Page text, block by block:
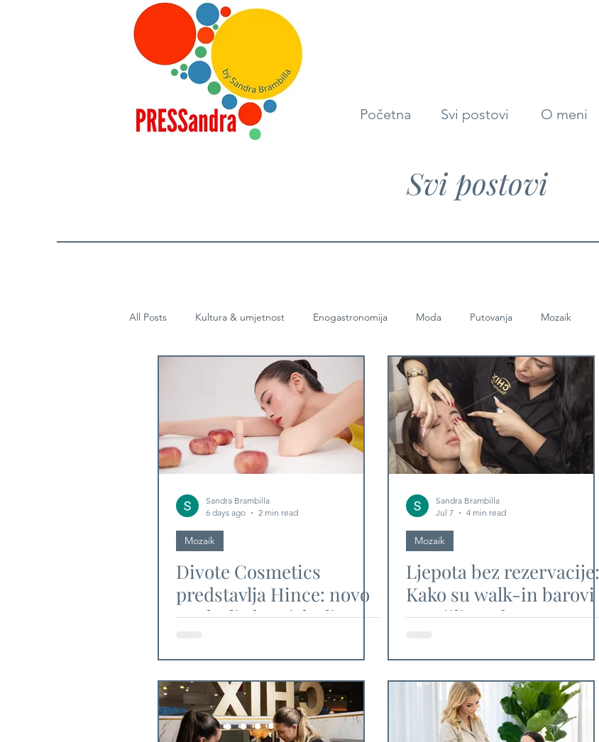
Početna Svi postovi O meni
Svi postovi
All Posts Kultura & umjetnost Enogastronomija Moda Putovanja Mozaik
Sandra Brambilla
6 days ago
2 min read
Mozaik
Divote Cosmetics
predstavlja Hince: novo
poglavlje korejske ljepote
Sandra Brambilla
Jul 7
4 min read
Mozaik
Ljepota bez rezervacije:
Kako su walk-in barovi
osvojili modernu
minutu